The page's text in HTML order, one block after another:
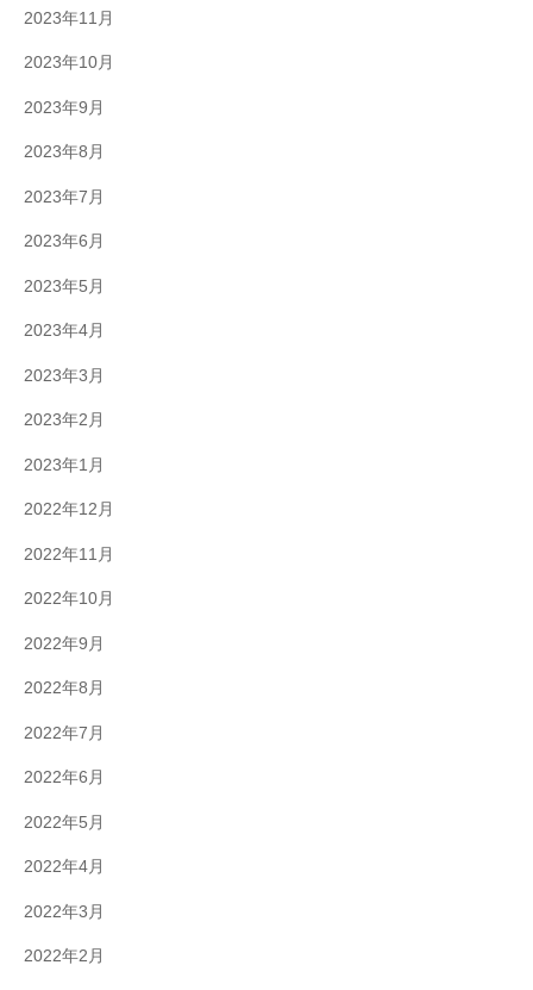
2023年11月
2023年10月
2023年9月
2023年8月
2023年7月
2023年6月
2023年5月
2023年4月
2023年3月
2023年2月
2023年1月
2022年12月
2022年11月
2022年10月
2022年9月
2022年8月
2022年7月
2022年6月
2022年5月
2022年4月
2022年3月
2022年2月